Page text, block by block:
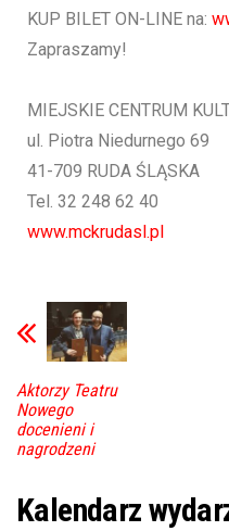
KUP BILET ON-LINE na:
Zapraszamy!
MIEJSKIE CENTRUM
ul. Piotra Niedurnego 69
41-709 RUDA ŚLĄSKA
Tel. 32 248 62 40
www.mckrudasl.pl
Aktorzy Teatru
Nowego
docenieni i
nagrodzeni
Kalendarz